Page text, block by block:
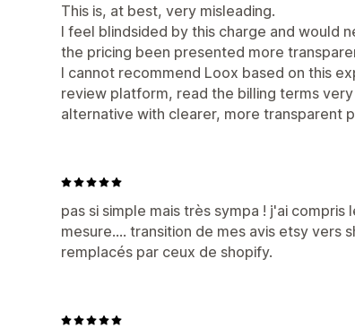
This is, at best, very misleading.
I feel blindsided by this charge and would
the pricing been presented more
I cannot recommend Loox based on this
review platform, read the billing terms
alternative with clearer, more transparent
pas si simple mais très sympa ! j'ai
mesure.... transition de mes avis etsy vers
remplacés par ceux de shopify.